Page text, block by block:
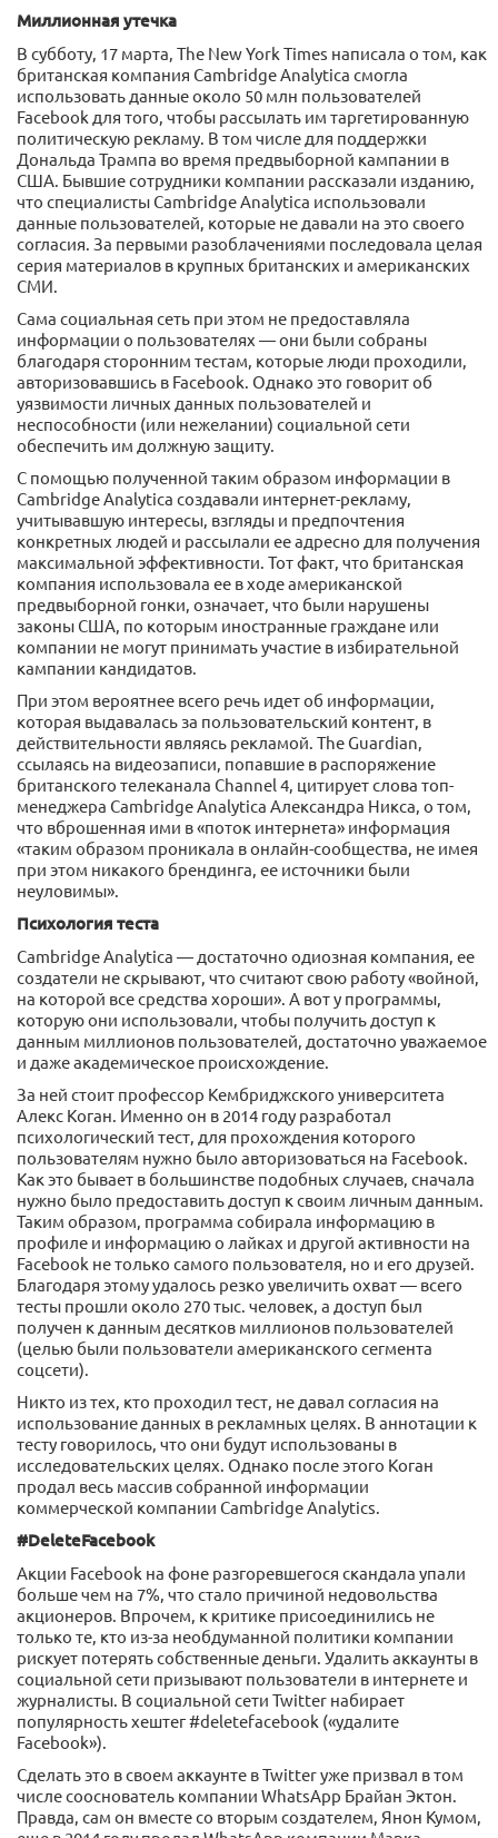
Миллионная утечка
В субботу, 17 марта, The New York Times написала о том, как
британская компания Cambridge Analytica смогла
использовать данные около 50 млн пользователей
Facebook для того, чтобы рассылать им таргетированную
политическую рекламу. В том числе для поддержки
Дональда Трампа во время предвыборной кампании в
США. Бывшие сотрудники компании рассказали изданию,
что специалисты Cambridge Analytica использовали
данные пользователей, которые не давали на это своего
согласия. За первыми разоблачениями последовала целая
серия материалов в крупных британских и американских
СМИ.
Сама социальная сеть при этом не предоставляла
информации о пользователях — они были собраны
благодаря сторонним тестам, которые люди проходили,
авторизовавшись в Facebook. Однако это говорит об
уязвимости личных данных пользователей и
неспособности (или нежелании) социальной сети
обеспечить им должную защиту.
С помощью полученной таким образом информации в
Cambridge Analytica создавали интернет-рекламу,
учитывавшую интересы, взгляды и предпочтения
конкретных людей и рассылали ее адресно для получения
максимальной эффективности. Тот факт, что британская
компания использовала ее в ходе американской
предвыборной гонки, означает, что были нарушены
законы США, по которым иностранные граждане или
компании не могут принимать участие в избирательной
кампании кандидатов.
При этом вероятнее всего речь идет об информации,
которая выдавалась за пользовательский контент, в
действительности являясь рекламой. The Guardian,
ссылаясь на видеозаписи, попавшие в распоряжение
британского телеканала Channel 4, цитирует слова топ-
менеджера Cambridge Analytica Александра Никса, о том,
что вброшенная ими в «поток интернета» информация
«таким образом проникала в онлайн-сообщества, не имея
при этом никакого брендинга, ее источники были
неуловимы».
Психология теста
Cambridge Analytica — достаточно одиозная компания, ее
создатели не скрывают, что считают свою работу «войной,
на которой все средства хороши». А вот у программы,
которую они использовали, чтобы получить доступ к
данным миллионов пользователей, достаточно уважаемое
и даже академическое происхождение.
За ней стоит профессор Кембриджского университета
Алекс Коган. Именно он в 2014 году разработал
психологический тест, для прохождения которого
пользователям нужно было авторизоваться на Facebook.
Как это бывает в большинстве подобных случаев, сначала
нужно было предоставить доступ к своим личным данным.
Таким образом, программа собирала информацию в
профиле и информацию о лайках и другой активности на
Facebook не только самого пользователя, но и его друзей.
Благодаря этому удалось резко увеличить охват — всего
тесты прошли около 270 тыс. человек, а доступ был
получен к данным десятков миллионов пользователей
(целью были пользователи американского сегмента
соцсети).
Никто из тех, кто проходил тест, не давал согласия на
использование данных в рекламных целях. В аннотации к
тесту говорилось, что они будут использованы в
исследовательских целях. Однако после этого Коган
продал весь массив собранной информации
коммерческой компании Cambridge Analytics.
#DeleteFacebook
Акции Facebook на фоне разгоревшегося скандала упали
больше чем на 7%, что стало причиной недовольства
акционеров. Впрочем, к критике присоединились не
только те, кто из-за необдуманной политики компании
рискует потерять собственные деньги. Удалить аккаунты в
социальной сети призывают пользователи в интернете и
журналисты. В социальной сети Twitter набирает
популярность хештег #deletefacebook («удалите
Facebook»).
Сделать это в своем аккаунте в Twitter уже призвал в том
числе сооснователь компании WhatsApp Брайан Эктон.
Правда, сам он вместе со вторым создателем, Янон Кумом,